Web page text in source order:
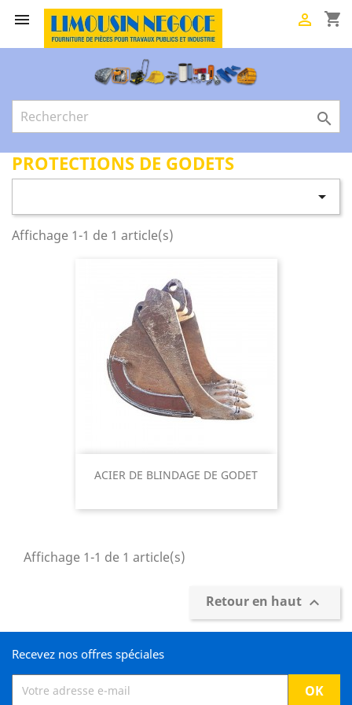
 shopping_cart


PROTECTIONS DE GODETS

Affichage 1-1 de 1 article(s)
ACIER DE BLINDAGE DE GODET
Affichage 1-1 de 1 article(s)
Retour en haut 
Recevez nos offres spéciales